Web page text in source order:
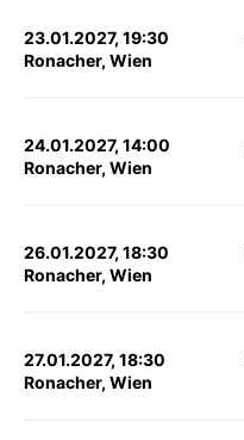
23.01.2027, 19:30
Ronacher, Wien
24.01.2027, 14:00
Ronacher, Wien
26.01.2027, 18:30
Ronacher, Wien
27.01.2027, 18:30
Ronacher, Wien